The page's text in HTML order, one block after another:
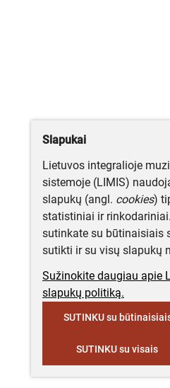
Slapukai
Lietuvos integralioje
sistemoje (LIMIS)
slapukų (angl. cookies)
statistiniai ir
sutinkate su būtinaisiais
sutikti ir su visų slapukų
Sužinokite daugiau apie
slapukų politiką.
SUTINKU su
SUTINKU su visais